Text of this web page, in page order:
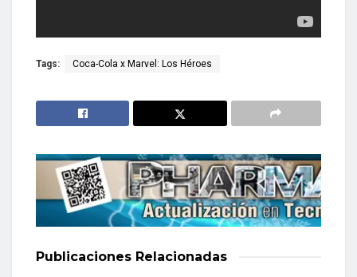
Tags: Coca-Cola x Marvel: Los Héroes
Publicaciones Relacionadas